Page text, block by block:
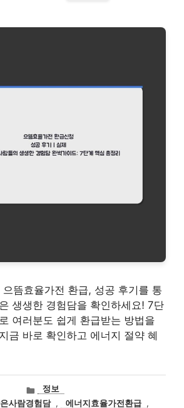
뜸효율가전 환급, 성공 후기를 통
생생한 경험담을 확인하세요! 7단
여러분도 쉽게 환급받는 방법을
금 바로 확인하고 에너지 절약 혜
카
테
정보
사람경험담 , 에너지효율가전환급 ,